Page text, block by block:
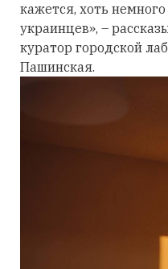
кажется, хоть
украинцев», –
куратор городской
Пашинская.